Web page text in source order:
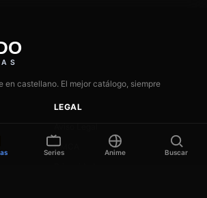
en castellano. El mejor catálogo, siempre
LEGAL
DMCA
Series Anime Buscar
🎬